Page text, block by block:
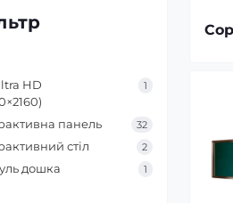
HD
1
панель 32
стіл 2
дошка 1